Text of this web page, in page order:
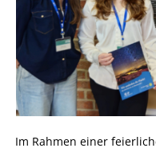
Im Rahmen einer